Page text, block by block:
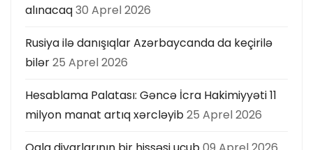
alınacaq30 Aprel 2026
Rusiya ilə danışıqlar Azərbaycanda da keçirilə
bilər25 Aprel 2026
Hesablama Palatası: Gəncə İcra Hakimiyyəti 11
milyon manat artıq xərcləyib25 Aprel 2026